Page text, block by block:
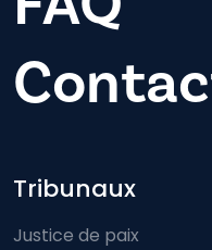
Footer-
Tribunaux
Justice de paix